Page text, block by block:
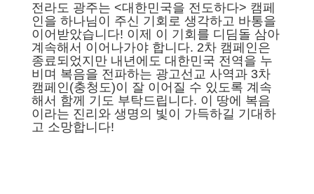
전라도 광주는 <대한민국을 전도하다> 캠페
인을 하나님이 주신 기회로 생각하고 바통을
이어받았습니다! 이제 이 기회를 디딤돌 삼아
계속해서 이어나가야 합니다. 2차 캠페인은
종료되었지만 내년에도 대한민국 전역을 누
비며 복음을 전파하는 광고선교 사역과 3차
캠페인(충청도)이 잘 이어질 수 있도록 계속
해서 함께 기도 부탁드립니다. 이 땅에 복음
이라는 진리와 생명의 빛이 가득하길 기대하
고 소망합니다!